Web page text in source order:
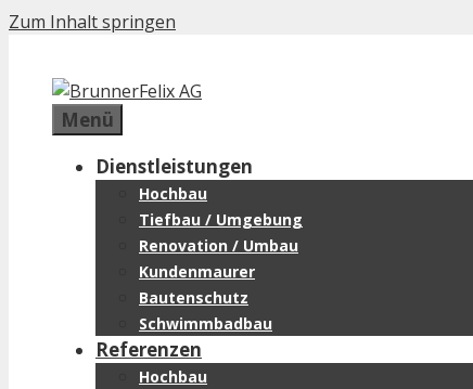
Zum Inhalt springen
Menü
Dienstleistungen
Hochbau
Tiefbau / Umgebung
Renovation / Umbau
Kundenmaurer
Bautenschutz
Schwimmbadbau
Referenzen
Hochbau